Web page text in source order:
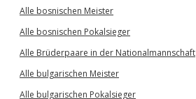
Alle bosnischen Meister
Alle bosnischen Pokalsieger
Alle Brüderpaare in der Nationalmannschaft
Alle bulgarischen Meister
Alle bulgarischen Pokalsieger